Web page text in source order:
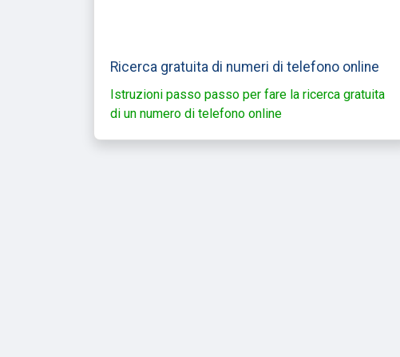
Ricerca gratuita di numeri di telefono online
Istruzioni passo passo per fare la ricerca gratuita
di un numero di telefono online